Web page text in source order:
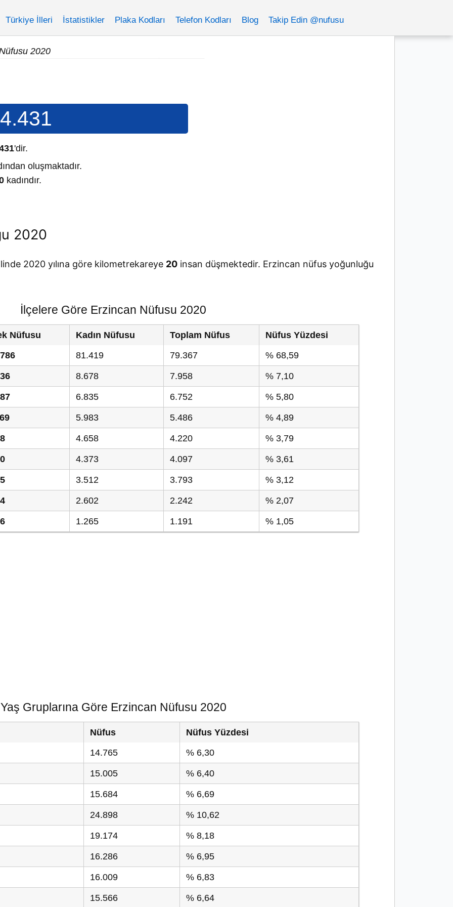
Türkiye İlleri İstatistikler Plaka Kodları Telefon Kodları Blog Takip Edin @nufusu
2020
'dir.
oluşmaktadır.
kadındır.
2020
2020 yılına göre kilometrekareye 20 insan düşmektedir. Erzincan nüfus yoğunluğu
İlçelere Göre Erzincan Nüfusu 2020
Nüfusu Kadın Nüfusu Toplam Nüfus
Nüfus Yüzdesi
81.419 79.367 % 68,59
8.678 7.958 % 7,10
6.835 6.752 % 5,80
5.983 5.486 % 4,89
4.658 4.220 % 3,79
4.373 4.097 % 3,61
3.512 3.793 % 3,12
2.602 2.242 % 2,07
1.265 1.191 % 1,05
Yaş Gruplarına Göre Erzincan Nüfusu 2020
Nüfus
Nüfus Yüzdesi
14.765
% 6,30
15.005 % 6,40
15.684 % 6,69
24.898 % 10,62
19.174 % 8,18
16.286 % 6,95
16.009 % 6,83
15.566 % 6,64